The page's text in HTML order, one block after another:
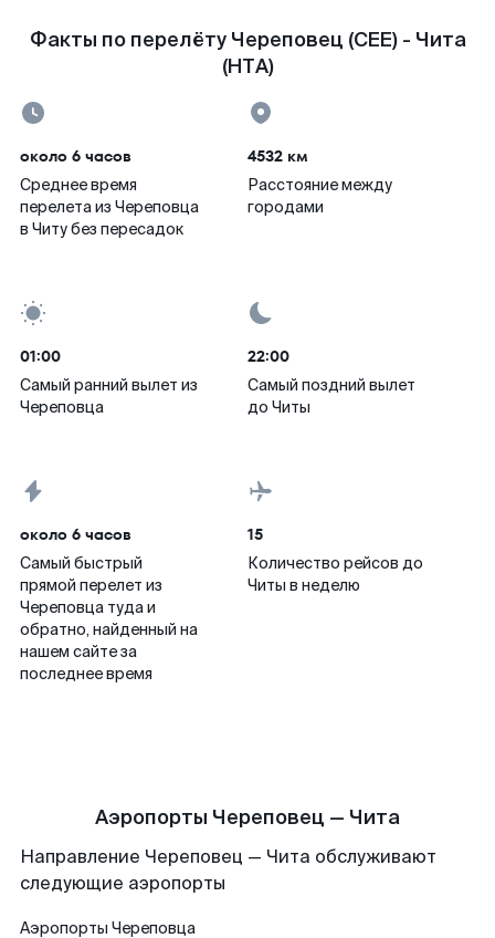
Факты по перелёту Череповец (CEE) - Чита
(HTA)
около 6 часов
Среднее время
перелета из Череповца
в Читу без пересадок
4532 км
Расстояние между
городами
01:00
Самый ранний вылет из
Череповца
22:00
Самый поздний вылет
до Читы
около 6 часов
Самый быстрый
прямой перелет из
Череповца туда и
обратно, найденный на
нашем сайте за
последнее время
15
Количество рейсов до
Читы в неделю
Аэропорты Череповец — Чита
Направление Череповец — Чита обслуживают
следующие аэропорты
Аэропорты Череповца